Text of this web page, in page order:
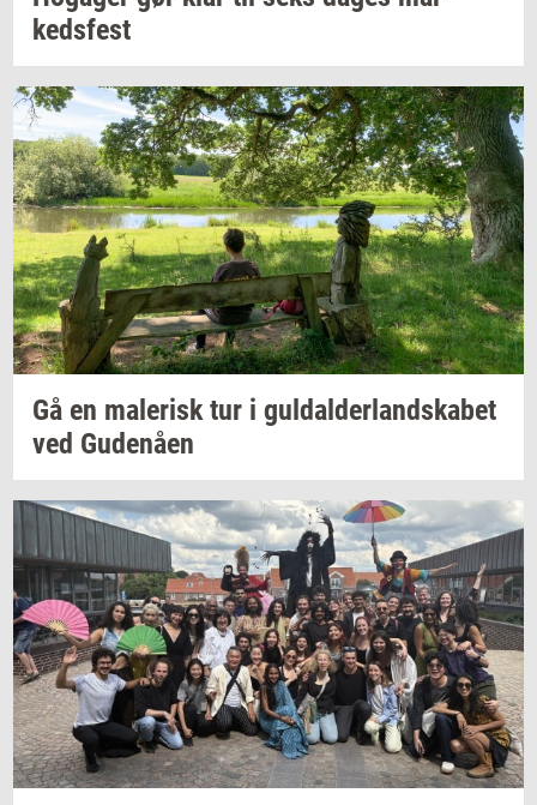
keds­fest
Gå en ma­le­risktur i gul­dal­der­land­ska­bet
ved Gu­denå­en